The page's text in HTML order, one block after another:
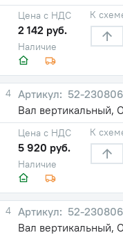
Наличие
Цена с НДС
2 142 руб.
К
4
52-
Вал вертикальный,
Наличие
Цена с НДС
5 920 руб.
К
4
52-
Вал вертикальный,